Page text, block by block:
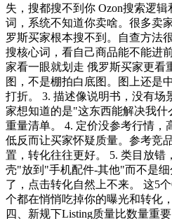
失，搜都搜不到你 Ozon搜索逻
词，系统不知道你卖啥。很多卖
罗斯买家根本搜不到。自查方法
搜核心词，看自己商品能不能进
家看一眼就划走 俄罗斯买家更看
图，不是棚拍白底图。图上还是
打折。 3. 描述像说明书，没有场
家想知道的是"这东西能解决我
重量清单。 4. 定价没参考行情，
低反而让买家怀疑质量。参考竞
置，转化往往更好。 5. 类目放错
壳"放到"手机配件-其他"而不是
了，点击转化自然上不来。 这5
个都在悄悄吃掉你的曝光和转化
四、新规下Listing质量比数量重